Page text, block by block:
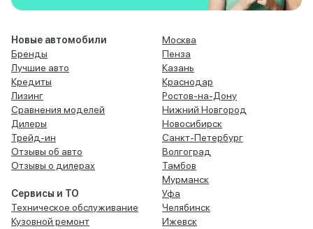
Новые автомобили
Бренды
Лучшие авто
Кредиты
Лизинг
Сравнения моделей
Дилеры
Трейд-ин
Отзывы об авто
Отзывы о дилерах
Сервисы и ТО
Техническое обслуживание
Кузовной ремонт
Москва
Пенза
Казань
Краснодар
Ростов-на-Дону
Нижний Новгород
Новосибирск
Санкт-Петербург
Волгоград
Тамбов
Мурманск
Уфа
Челябинск
Ижевск